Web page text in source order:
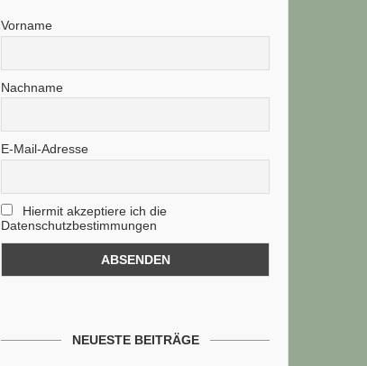
Vorname
Nachname
E-Mail-Adresse
Hiermit akzeptiere ich die
Datenschutzbestimmungen
NEUESTE BEITRÄGE